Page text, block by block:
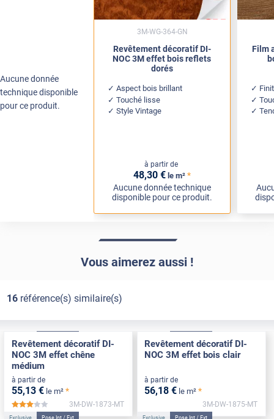
Aucune donnée
technique disponible
pour ce produit.
Revêtement décoratif DI-
NOC 3M effet bois reflets
dorés
Aspect bois brillant
Touché lisse
Style Vintage
à partir de
48,30 € le m² *
Aucune donnée technique
disponible pour ce produit.
3M-WG-364-GN
Film
Vous aimerez aussi !
16référence(s) similaire(s)
Revêtement décoratif DI-
NOC 3M effet chêne
médium
à partir de
55,13 € le m² *
*****
3M-DW-1873-MT
Revêtement décoratif DI-
NOC 3M effet bois clair
à partir de
56,18 € le m² *
3M-DW-1875-MT
Exclusive Pose Int / Ext Exclusive Pose Int / Ext